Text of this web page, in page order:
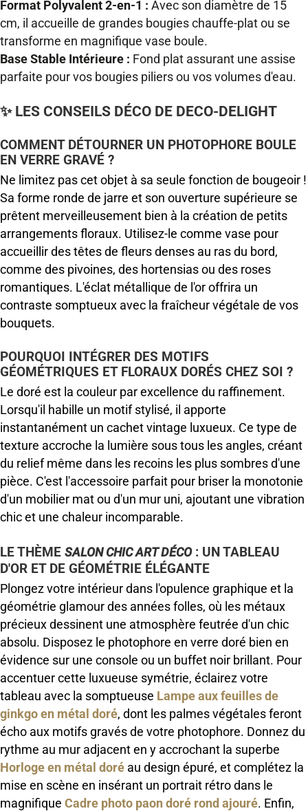
Format Polyvalent 2-en-1 : Avec son diamètre de 15
cm, il accueille de grandes bougies chauffe-plat ou se
transforme en magnifique vase boule.
Base Stable Intérieure : Fond plat assurant une assise
parfaite pour vos bougies piliers ou vos volumes d'eau.
✨ LES CONSEILS DÉCO DE DECO-DELIGHT
COMMENT DÉTOURNER UN PHOTOPHORE BOULE
EN VERRE GRAVÉ ?
Ne limitez pas cet objet à sa seule fonction de bougeoir !
Sa forme ronde de jarre et son ouverture supérieure se
prêtent merveilleusement bien à la création de petits
arrangements floraux. Utilisez-le comme vase pour
accueillir des têtes de fleurs denses au ras du bord,
comme des pivoines, des hortensias ou des roses
romantiques. L'éclat métallique de l'or offrira un
contraste somptueux avec la fraîcheur végétale de vos
bouquets.
POURQUOI INTÉGRER DES MOTIFS
GÉOMÉTRIQUES ET FLORAUX DORÉS CHEZ SOI ?
Le doré est la couleur par excellence du raffinement.
Lorsqu'il habille un motif stylisé, il apporte
instantanément un cachet vintage luxueux. Ce type de
texture accroche la lumière sous tous les angles, créant
du relief même dans les recoins les plus sombres d'une
pièce. C'est l'accessoire parfait pour briser la monotonie
d'un mobilier mat ou d'un mur uni, ajoutant une vibration
chic et une chaleur incomparable.
LE THÈME SALON CHIC ART DÉCO: UN TABLEAU
D'OR ET DE GÉOMÉTRIE ÉLÉGANTE
Plongez votre intérieur dans l'opulence graphique et la
géométrie glamour des années folles, où les métaux
précieux dessinent une atmosphère feutrée d'un chic
absolu. Disposez le photophore en verre doré bien en
évidence sur une console ou un buffet noir brillant. Pour
accentuer cette luxueuse symétrie, éclairez votre
tableau avec la somptueuse Lampe aux feuilles de
ginkgo en métal doré, dont les palmes végétales feront
écho aux motifs gravés de votre photophore. Donnez du
rythme au mur adjacent en y accrochant la superbe
Horloge en métal doré au design épuré, et complétez la
mise en scène en insérant un portrait rétro dans le
magnifique Cadre photo paon doré rond ajouré. Enfin,